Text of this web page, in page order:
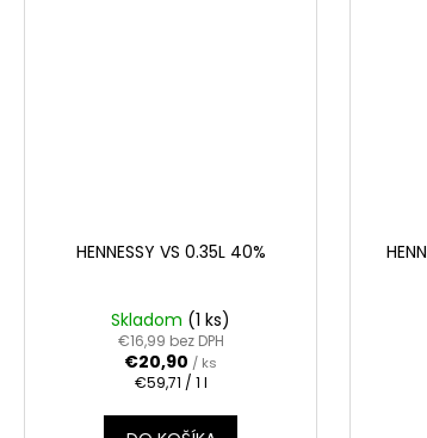
HENNESSY VS 0.35L 40%
Skladom (1 ks)
€16,99 bez DPH
€20,90 / ks
Jednotková
€59,71 / 1 l